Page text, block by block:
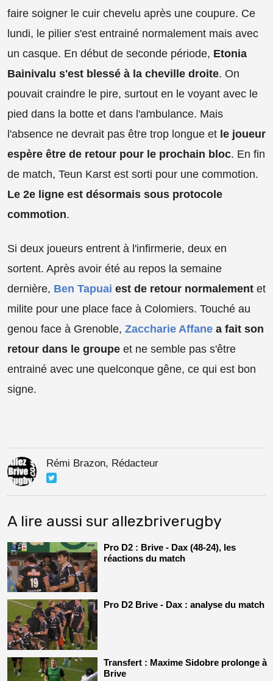
faire soigner le cuir chevelu après une coupure. Ce
lundi, le pilier s'est entrainé normalement mais avec
un casque. En début de seconde période, Etonia
Bainivalu s'est blessé à la cheville droite. On
pouvait craindre le pire, surtout en le voyant avec le
pied dans la botte et dans l'ambulance. Mais
l'absence ne devrait pas être trop longue et le joueur
espère être de retour pour le prochain bloc. En fin
de match, Teun Karst est sorti pour une commotion.
Le 2e ligne est désormais sous protocole
commotion.
Si deux joueurs entrent à l'infirmerie, deux en
sortent. Après avoir été au repos la semaine
dernière, Ben Tapuai est de retour normalement et
milite pour une place face à Colomiers. Touché au
genou face à Grenoble, Zaccharie Affane a fait son
retour dans le groupe et ne semble pas s'être
entrainé avec une quelconque gêne, ce qui est bon
signe.
Rémi Brazon, Rédacteur
A lire aussi sur allezbriverugby
Pro D2 : Brive - Dax (48-24), les
réactions du match
Pro D2 Brive - Dax : analyse du match
Transfert : Maxime Sidobre prolonge à
Brive